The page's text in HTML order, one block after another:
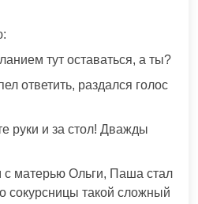
тут оставаться, а ты?
ответить, раздался голос
руки и за стол! Дважды
матерью Ольги, Паша стал
сокурсницы такой сложный